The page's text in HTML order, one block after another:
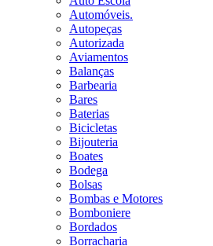
Automóveis.
Autopeças
Autorizada
Aviamentos
Balanças
Barbearia
Bares
Baterias
Bicicletas
Bijouteria
Boates
Bodega
Bolsas
Bombas e Motores
Bomboniere
Bordados
Borracharia